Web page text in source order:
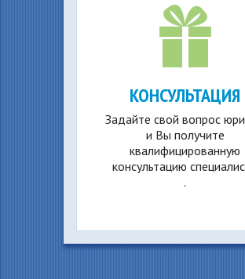
КОНСУЛЬТАЦИЯ
Задайте свой вопрос
и Вы получите
квалифицированную
консультацию
.